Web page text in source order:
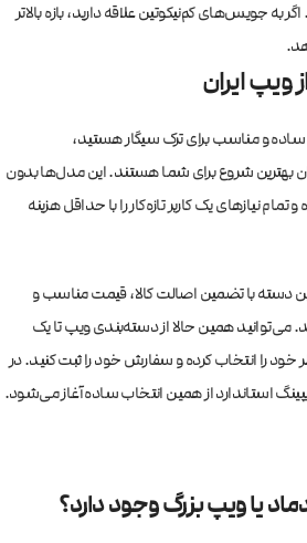
به جویس‌های کم‌نیکوتین علاقه دارید، بازه بالاتر
ساده و مناسب برای ترک سیگار هستید،
۱ میلیون تومان بهترین شروع برای شما هستند. این مدل‌ها بدون
نیازهای یک کاربر تازه‌کار را با حداقل هزینه
دسته با تضمین اصالت کالا، قیمت مناسب و
همین حالا از دسته‌بندی ویپ تا یک
خود را انتخاب کرده و سفارش خود را ثبت کنید. در
استاندارد از همین انتخاب ساده آغاز می‌شود.
یا ویپ بزرگ وجود دارد؟